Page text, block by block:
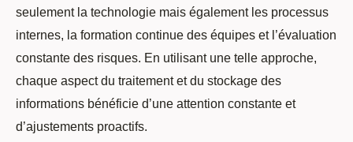
seulement la technologie mais également les processus
internes, la formation continue des équipes et l’évaluation
constante des risques. En utilisant une telle approche,
chaque aspect du traitement et du stockage des
informations bénéficie d’une attention constante et
d’ajustements proactifs.